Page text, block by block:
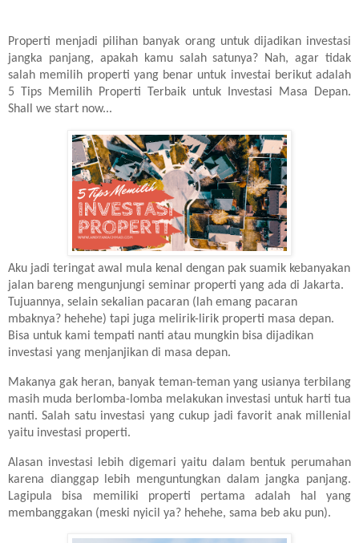
Properti menjadi pilihan banyak orang untuk dijadikan investasi
jangka panjang, apakah kamu salah satunya? Nah, agar tidak
salah memilih properti yang benar untuk investai berikut adalah
5 Tips Memilih Properti Terbaik untuk Investasi Masa Depan.
Shall we start now...
Aku jadi teringat awal mula kenal dengan pak suamik kebanyakan
jalan bareng mengunjungi seminar properti yang ada di Jakarta.
Tujuannya, selain sekalian pacaran (lah emang pacaran
mbaknya? hehehe) tapi juga melirik-lirik properti masa depan.
Bisa untuk kami tempati nanti atau mungkin bisa dijadikan
investasi yang menjanjikan di masa depan.
Makanya gak heran, banyak teman-teman yang usianya terbilang
masih muda berlomba-lomba melakukan investasi untuk harti tua
nanti. Salah satu investasi yang cukup jadi favorit anak millenial
yaitu investasi properti.
Alasan investasi lebih digemari yaitu dalam bentuk perumahan
karena dianggap lebih menguntungkan dalam jangka panjang.
Lagipula bisa memiliki properti pertama adalah hal yang
membanggakan (meski nyicil ya? hehehe, sama beb aku pun).